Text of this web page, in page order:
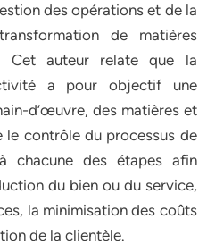
des opérations et de la
de matières
Cet auteur relate que la
a pour objectif une
d’œuvre, des matières et
contrôle du processus de
chacune des étapes afin
du bien ou du service,
la minimisation des coûts
de la clientèle.